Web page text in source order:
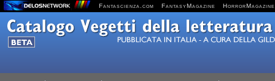
Fantascienza.com FantasyMagazine HorrorMagazine